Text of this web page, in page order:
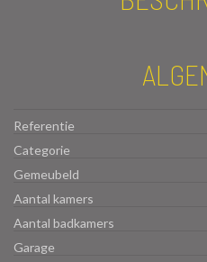
Referentie
Categorie
Gemeubeld
Aantal kamers
Aantal badkamers
Garage